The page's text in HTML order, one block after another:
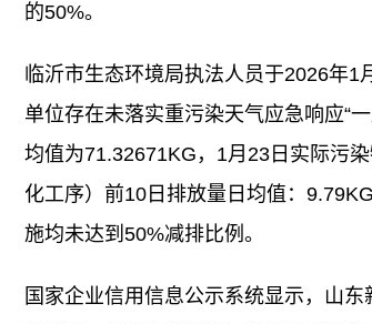
的50%。
临沂市生态环境局执法人员于2026年1
单位存在未落实重污染天气应急响应“
均值为71.32671KG，1月23日实际污
化工序）前10日排放量日均值：
施均未达到50%减排比例。
国家企业信用信息公示系统显示，山